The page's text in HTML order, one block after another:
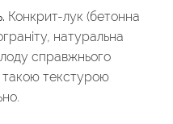
Конкрит-лук (бетонна
натуральна
справжнього
текстурою